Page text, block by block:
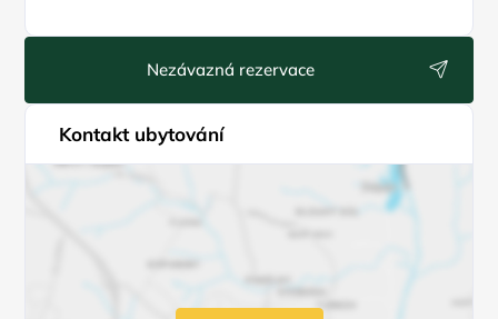
Nezávazná rezervace
Kontakt ubytování